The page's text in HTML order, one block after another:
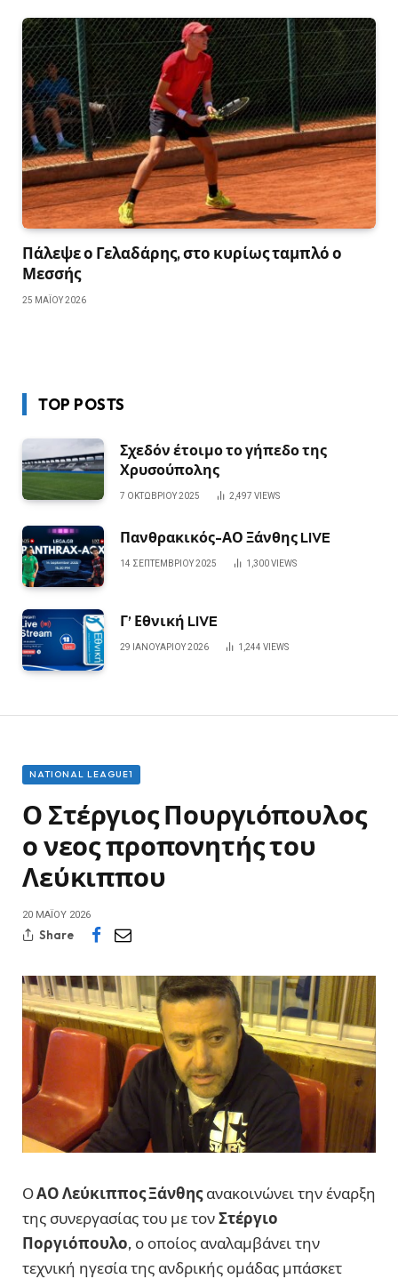
Πάλεψε ο Γελαδάρης, στο κυρίως ταμπλό ο
Μεσσής
25 ΜΑΪ́ΟΥ 2026
TOP POSTS
Σχεδόν έτοιμο το γήπεδο της
Χρυσούπολης
7 ΟΚΤΩΒΡΊΟΥ 2025 2,497 VIEWS
Πανθρακικός-ΑΟ Ξάνθης LIVE
14 ΣΕΠΤΕΜΒΡΊΟΥ 2025 1,300VIEWS
Γ’ Εθνική LIVE
29 ΙΑΝΟΥΑΡΊΟΥ 2026 1,244 VIEWS
NATIONAL LEAGUE1
Ο Στέργιος Πουργιόπουλος
ο νεος προπονητής του
Λεύκιππου
20 ΜΑΪ́ΟΥ 2026
Share
ΟΑΟ Λεύκιππος Ξάνθηςανακοινώνει την έναρξη
της συνεργασίας του με τονΣτέργιο
Ποργιόπουλο, ο οποίος αναλαμβάνει την
τεχνική ηγεσία της ανδρικής ομάδας μπάσκετ